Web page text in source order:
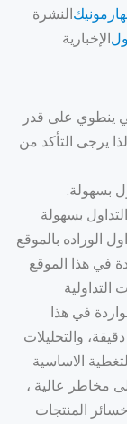
النشرة
الإخبارية
ينطوي على قدر
يرجى التأكد من
بسهولة
الوراده بالموقع
في هذا الموقع
التداولية
في هذا
والتحليلات
الاساسية
مخاطر عالية ،
المنتجات